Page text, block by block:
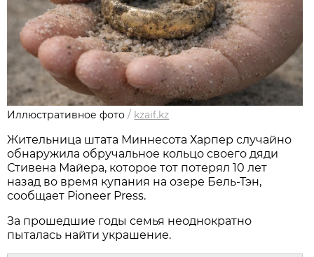
Иллюстративное фото / kzaif.kz
Жительница штата Миннесота Харпер случайно
обнаружила обручальное кольцо своего дяди
Стивена Майера, которое тот потерял 10 лет
назад во время купания на озере Бель-Тэн,
сообщает Pioneer Press.
За прошедшие годы семья неоднократно
пыталась найти украшение.